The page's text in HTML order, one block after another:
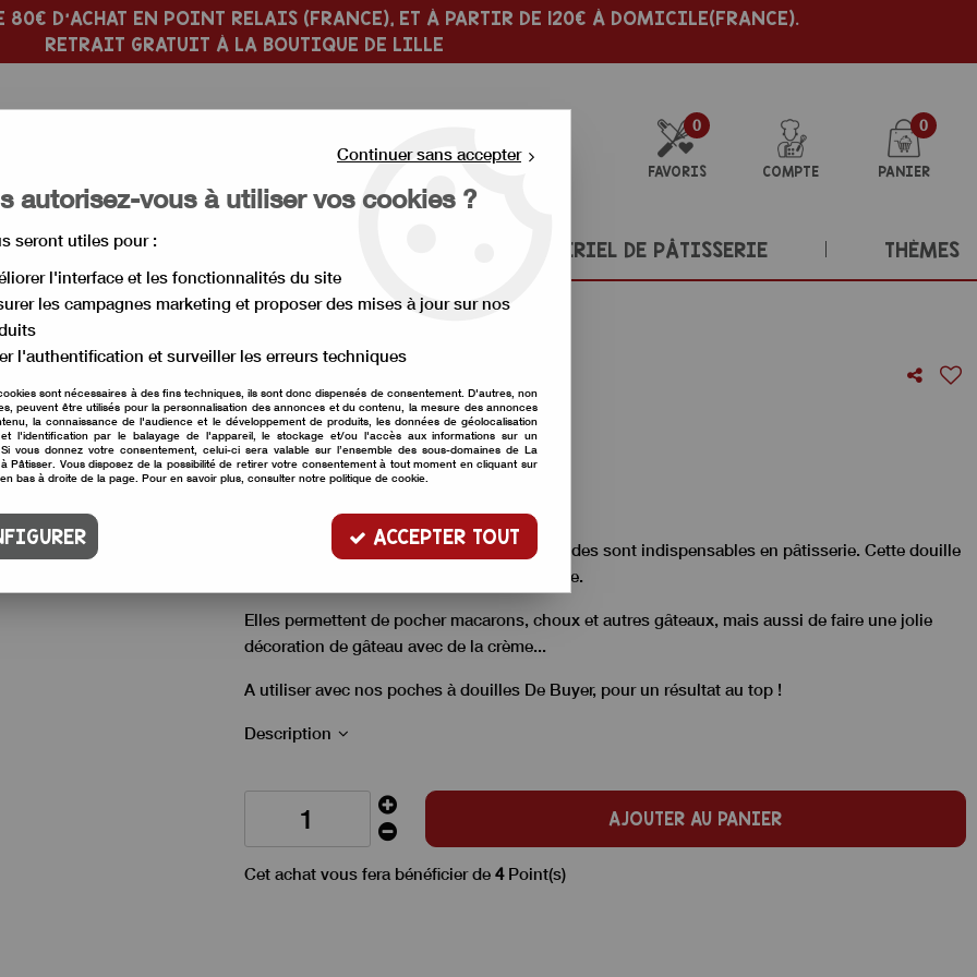
D'ACHAT EN POINT RELAIS (FRANCE), ET À PARTIR DE 120€ À DOMICILE(FRANCE).
RETRAIT GRATUIT À LA BOUTIQUE DE LILLE
0
FAVORIS COMPTE
0
PANIER
MATÉRIEL DE PÂTISSERIE THÈMES
Douille pâtissière >Douille ronde 22 mm
Douille ronde 22 mm
Soyez le premier à donner votre avis !
Aussi appelée douille unie, ces douilles rondes sont indispensables en pâtisserie. Cette douille
ronde à une ouverture de 2,2 cm de diamètre.
Elles permettent de pocher macarons, choux et autres gâteaux, mais aussi de faire une jolie
décoration de gâteau avec de la crème...
A utiliser avec nos poches à douilles De Buyer, pour un résultat au top !
Description
AJOUTER AU PANIER
Cet achat vous fera bénéficier de 4Point(s)
Continuer sans accepter
autorisez-vous à utiliser vos cookies ?
seront utiles pour :
l'interface et les fonctionnalités du site
les campagnes marketing et proposer des mises à jour sur nos
l'authentification et surveiller les erreurs techniques
sont nécessaires à des fins techniques, ils sont donc dispensés de consentement. D'autres, non
peuvent être utilisés pour la personnalisation des annonces et du contenu, la mesure des annonces
la connaissance de l'audience et le développement de produits, les données de géolocalisation
l'identification par le balayage de l'appareil, le stockage et/ou l'accès aux informations sur un
vous donnez votre consentement, celui-ci sera valable sur l’ensemble des sous-domaines de La
Pâtisser. Vous disposez de la possibilité de retirer votre consentement à tout moment en cliquant sur
bas à droite de la page. Pour en savoir plus, consulter notre politique de cookie.
ACCEPTER TOUT